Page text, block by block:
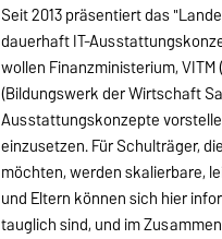
Seit 2013 präsentiert das
dauerhaft IT-
wollen Finanzministerium,
(Bildungswerk der Wirtschaft
Ausstattungskonzepte
einzusetzen. Für Schulträger,
möchten, werden skalierbare,
und Eltern können sich hier
tauglich sind, und im